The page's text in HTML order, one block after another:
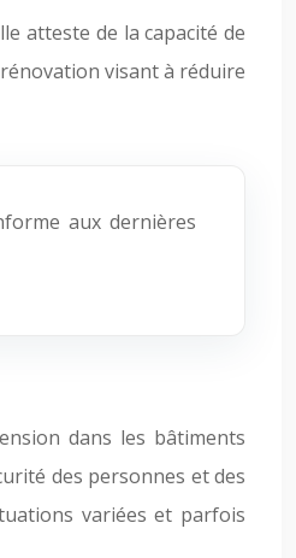
atteste de la capacité de
visant à réduire
aux dernières
dans les bâtiments
des personnes et des
variées et parfois